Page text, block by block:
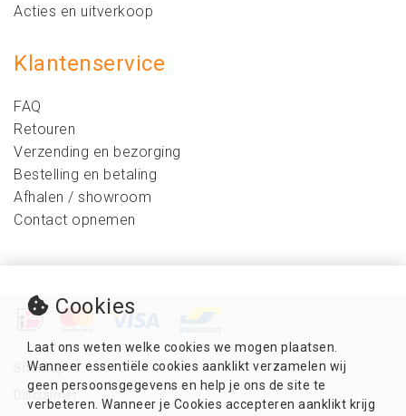
Acties en uitverkoop
Klantenservice
FAQ
Retouren
Verzending en bezorging
Bestelling en betaling
Afhalen / showroom
Contact opnemen
Sitemap
Disclaimer
Cookies
Laat ons weten welke cookies we mogen plaatsen.
Wanneer essentiële cookies aanklikt verzamelen wij
geen persoonsgegevens en help je ons de site te
verbeteren. Wanneer je Cookies accepteren aanklikt krijg